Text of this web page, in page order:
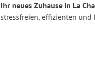
Ihr neues Zuhause in La
stressfreien, effizienten